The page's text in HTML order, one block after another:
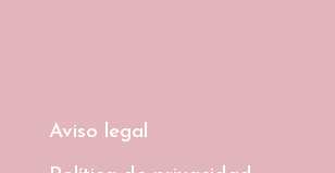
Aviso legal